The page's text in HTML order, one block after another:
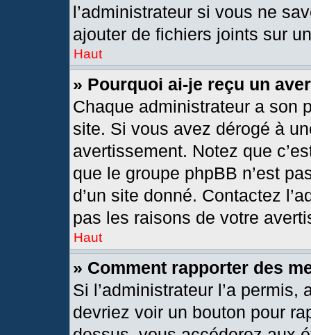
l’administrateur si vous ne
ajouter de fichiers joints sur
Haut
» Pourquoi ai-je reçu un
Chaque administrateur a son
site. Si vous avez dérogé à
avertissement. Notez que
que le groupe phpBB n’est
d’un site donné. Contactez
pas les raisons de votre
Haut
» Comment rapporter des
Si l’administrateur l’a
devriez voir un bouton pour